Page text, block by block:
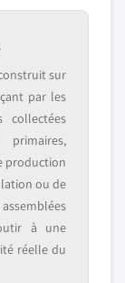
sur
par les
collectées
production
ou de
à une
réelle du